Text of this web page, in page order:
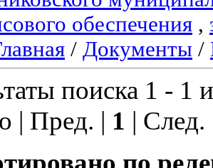
обеспечения ,
/ Документы /
поиска 1 - 1
| Пред. | 1 |